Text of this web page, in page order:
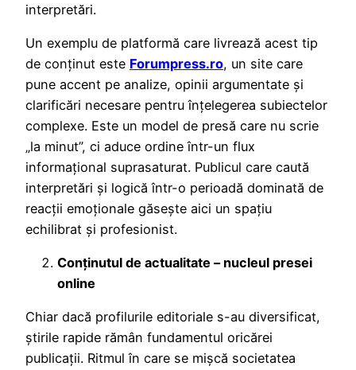
interpretări.
Un exemplu de platformă care livrează acest tip
de conținut este Forumpress.ro, un site care
pune accent pe analize, opinii argumentate și
clarificări necesare pentru înțelegerea subiectelor
complexe. Este un model de presă care nu scrie
„la minut”, ci aduce ordine într-un flux
informațional suprasaturat. Publicul care caută
interpretări și logică într-o perioadă dominată de
reacții emoționale găsește aici un spațiu
echilibrat și profesionist.
Conținutul de actualitate – nucleul presei
online
Chiar dacă profilurile editoriale s-au diversificat,
știrile rapide rămân fundamentul oricărei
publicații. Ritmul în care se mișcă societatea